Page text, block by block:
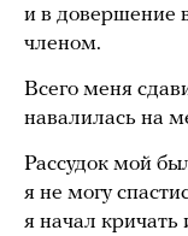
и в довершение
членом.
Всего меня
навалилась на
Рассудок мой
я не могу
я начал кричать